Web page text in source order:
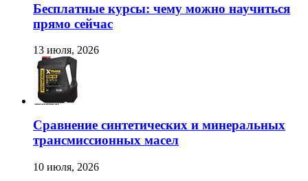
Бесплатные курсы: чему можно научиться
прямо сейчас
13 июля, 2026
Сравнение синтетических и минеральных
трансмиссионных масел
10 июля, 2026